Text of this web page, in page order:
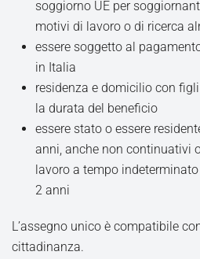
soggiorno UE per
motivi di lavoro o di ricerca
essere soggetto al
in Italia
residenza e domicilio con
la durata del beneficio
essere stato o essere
anni, anche non continuativi
lavoro a tempo
2 anni
L’assegno unico è compatibile
cittadinanza.